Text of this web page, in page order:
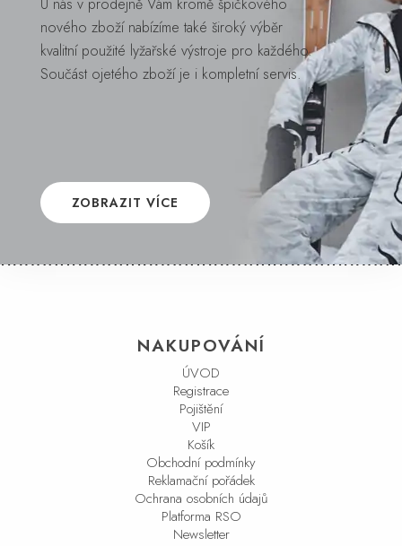
U nás v prodejně Vám kromě špičkového
nového zboží nabízíme také široký výběr
kvalitní použité lyžařské výstroje pro každého.
Součást ojetého zboží je i kompletní servis.
ZOBRAZIT VÍCE
NAKUPOVÁNÍ
ÚVOD
Registrace
Pojištění
VIP
Košík
Obchodní podmínky
Reklamační pořádek
Ochrana osobních údajů
Platforma RSO
Newsletter